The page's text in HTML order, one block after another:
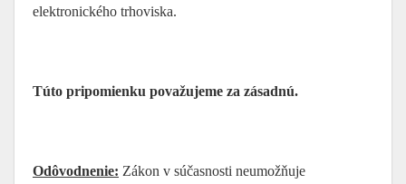
elektronického trhoviska.
Túto pripomienku považujeme za zásadnú.
Odôvodnenie: Zákon v súčasnosti neumožňuje